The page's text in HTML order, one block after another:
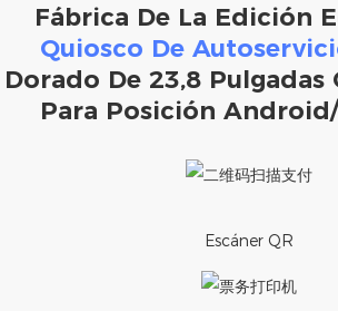
Fábrica De La Edición
Quiosco De
Dorado De 23,8 Pulgadas
Para Posición
Escáner QR